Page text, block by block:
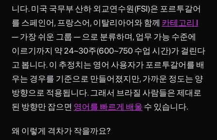
니다. 미국 국무부 산하 외교연수원(FSI)은 포르투갈어
를 스페인어, 프랑스어, 이탈리아어와 함께 카테고리 I
— 가장 쉬운 그룹 — 으로 분류하며, 업무 가능 수준에
이르기까지 약 24~30주(600~750 수업 시간)가 걸린다
고 봅니다. 이 추정치는 영어 사용자가 포르투갈어를 배
우는 경우를 기준으로 만들어졌지만, 가까운 정도는 양
방향으로 적용됩니다. 그래서 브라질 사람들은 제대로
된 방향만 잡으면 영어를 빠르게 배울 수 있습니다.
왜 이렇게 격차가 작을까요?